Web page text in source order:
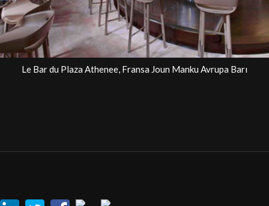
Le Bar du Plaza Athenee, Fransa Joun Manku Avrupa Barı